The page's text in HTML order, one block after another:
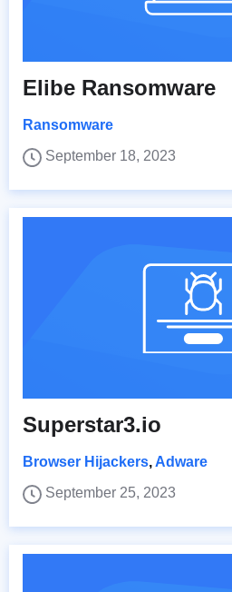
Elibe Ransomware
Ransomware
September 18, 2023
Superstar3.io
Browser Hijackers, Adware
September 25, 2023